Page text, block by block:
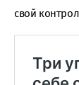
свой